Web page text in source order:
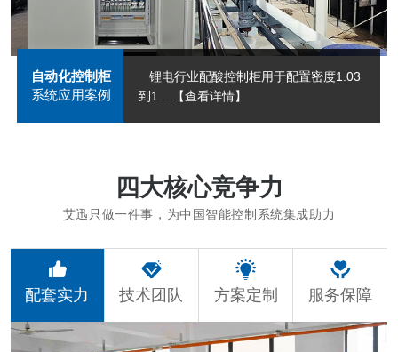
自动化控制柜
系统应用案例
锂电行业配酸控制柜用于配置密度1.03
到1....
【查看详情】
四大核心竞争力
艾迅只做一件事，为中国智能控制系统集成助力
配套实力 技术团队 方案定制 服务保障